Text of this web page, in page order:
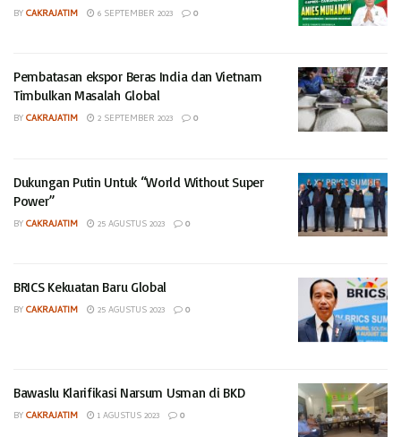
BYCAKRAJATIM 6 SEPTEMBER 2023 0
Pembatasan ekspor Beras India dan Vietnam
Timbulkan Masalah Global
BYCAKRAJATIM 2 SEPTEMBER 2023 0
Dukungan Putin Untuk “World Without Super
Power”
BYCAKRAJATIM 25 AGUSTUS 2023 0
BRICS Kekuatan Baru Global
BYCAKRAJATIM 25 AGUSTUS 2023 0
Bawaslu Klarifikasi Narsum Usman di BKD
BYCAKRAJATIM 1 AGUSTUS 2023 0